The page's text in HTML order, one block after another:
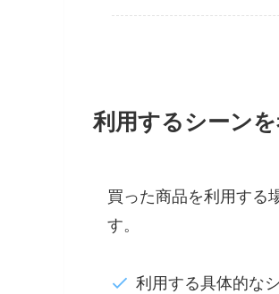
利用するシーン
買った商品を利用する
す。
利用する具体的な